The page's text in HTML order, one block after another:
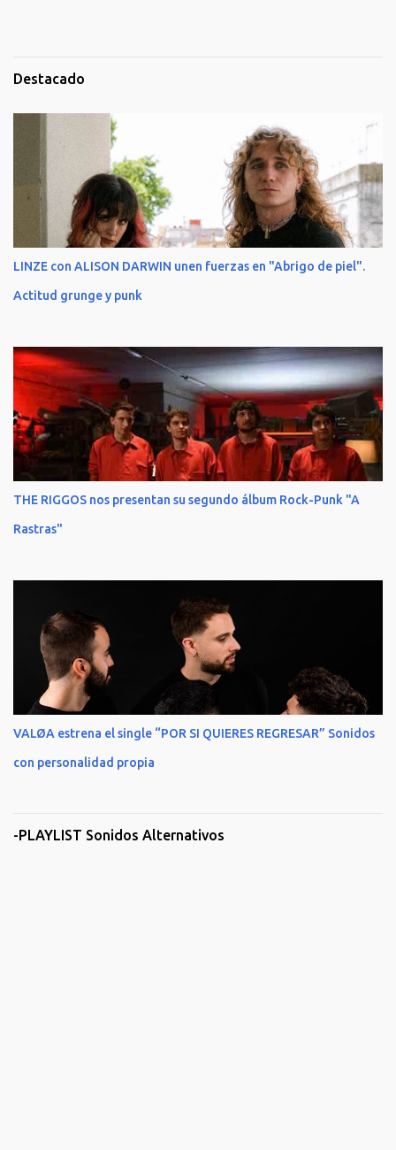
Destacado
LINZE con ALISON DARWIN unen fuerzas en "Abrigo de piel".
Actitud grunge y punk
THE RIGGOS nos presentan su segundo álbum Rock-Punk "A
Rastras"
VALØA estrena el single “POR SI QUIERES REGRESAR” Sonidos
con personalidad propia
-PLAYLIST Sonidos Alternativos